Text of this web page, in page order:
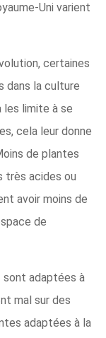
Uni varient
certaines
dans la culture
les limite à se
cela leur donne
de plantes
très acides ou
avoir moins de
de
adaptées à
mal sur des
adaptées à la